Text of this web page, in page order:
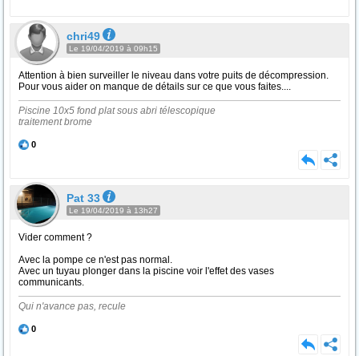
chri49
Le 19/04/2019 à 09h15
Attention à bien surveiller le niveau dans votre puits de décompression.
Pour vous aider on manque de détails sur ce que vous faites....
Piscine 10x5 fond plat sous abri télescopique
traitement brome
0
Pat 33
Le 19/04/2019 à 13h27
Vider comment ?
Avec la pompe ce n'est pas normal.
Avec un tuyau plonger dans la piscine voir l'effet des vases
communicants.
Qui n'avance pas, recule
0